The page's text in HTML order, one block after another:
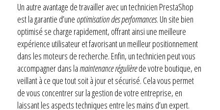
Un autre avantage de travailler avec un technicien PrestaShop
est la garantie d’une optimisation des performances. Un site bien
optimisé se charge rapidement, offrant ainsi une meilleure
expérience utilisateur et favorisant un meilleur positionnement
dans les moteurs de recherche. Enfin, un technicien peut vous
accompagner dans la maintenance régulièrede votre boutique, en
veillant à ce que tout soit à jour et sécurisé. Cela vous permet
de vous concentrer sur la gestion de votre entreprise, en
laissant les aspects techniques entre les mains d’un expert.